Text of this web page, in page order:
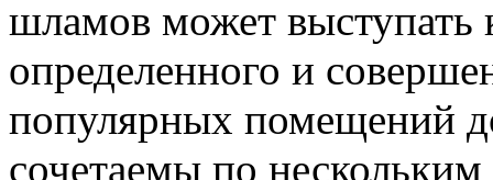
шламов может выступать
определенного и
популярных помещений
сочетаемы по